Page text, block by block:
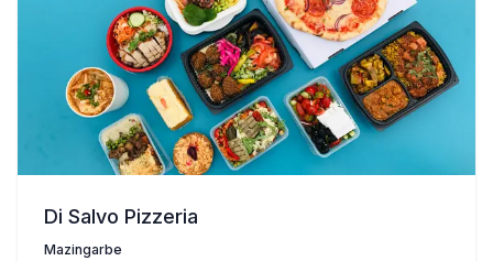
Di Salvo Pizzeria
Mazingarbe